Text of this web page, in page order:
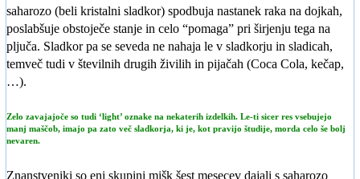
saharozo (beli kristalni sladkor) spodbuja nastanek raka na dojkah,
poslabšuje obstoječe stanje in celo “pomaga” pri širjenju tega na
pljuča. Sladkor pa se seveda ne nahaja le v sladkorju in sladicah,
temveč tudi v številnih drugih živilih in pijačah (Coca Cola, kečap,
…).
Zelo zavajajoče so tudi ‘light’ oznake na nekaterih izdelkih. Le-ti sicer res vsebujejo
manj maščob, imajo pa zato več sladkorja, ki je, kot pravijo študije, morda celo še bolj
nevaren.
Znanstveniki so eni skupini mišk šest mesecev dajali s saharozo